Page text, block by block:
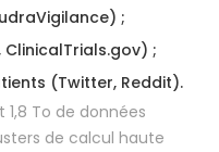
;
;
(Twitter, Reddit).
To de données
de calcul haute